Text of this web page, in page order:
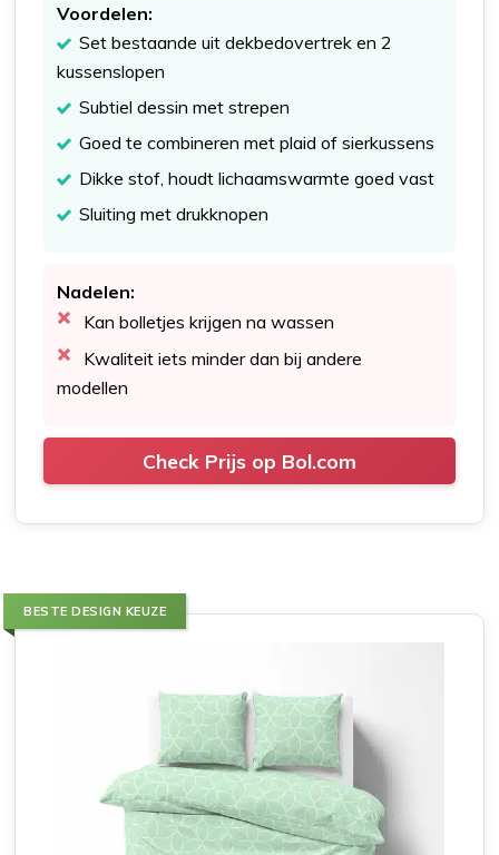
Voordelen:
Set bestaande uit dekbedovertrek en 2
kussenslopen
Subtiel dessin met strepen
Goed te combineren met plaid of sierkussens
Dikke stof, houdt lichaamswarmte goed vast
Sluiting met drukknopen
Nadelen:
Kan bolletjes krijgen na wassen
Kwaliteit iets minder dan bij andere
modellen
Check Prijs op Bol.com
BESTE DESIGN KEUZE